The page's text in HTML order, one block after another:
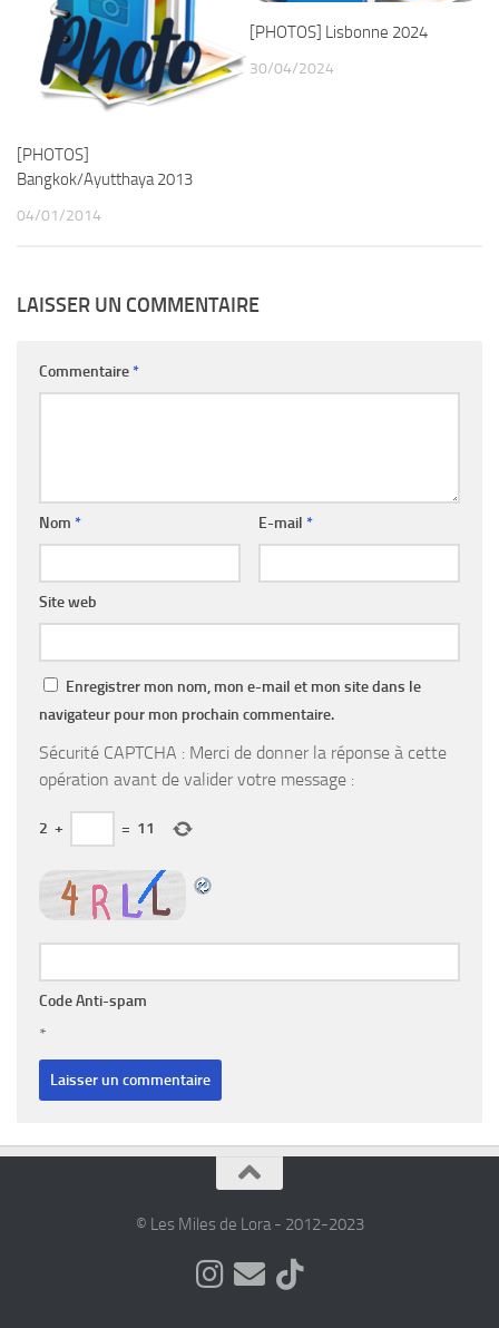
[PHOTOS]
Bangkok/Ayutthaya 2013
04/01/2014
[PHOTOS] Lisbonne 2024
30/04/2024
LAISSER UN COMMENTAIRE
Commentaire*
Nom * E-mail *
Site web
Enregistrer mon nom, mon e-mail et mon site dans le
navigateur pour mon prochain commentaire.
Sécurité CAPTCHA : Merci de donner la réponse à cette
opération avant de valider votre message :
2 + = 11
Code Anti-spam
*
© Les Miles de Lora - 2012-2023